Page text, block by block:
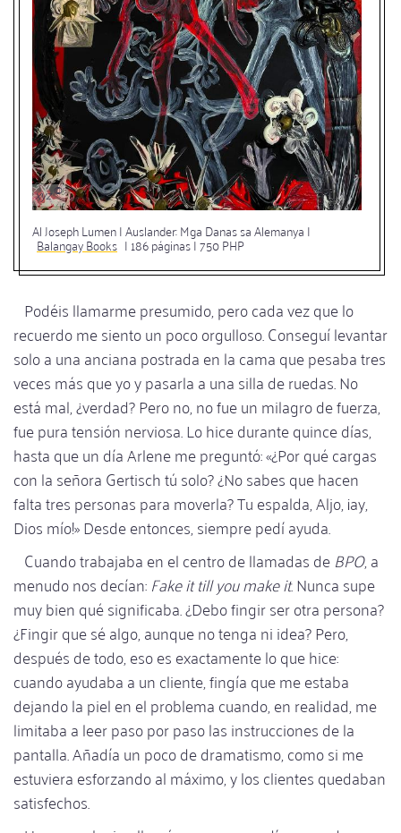
xyz
Al Joseph Lumen | Auslander: Mga Danas sa Alemanya |
Balangay Books | 186 páginas | 750 PHP
Podéis llamarme presumido, pero cada vez que lo
recuerdo me siento un poco orgulloso. Conseguí levantar
solo a una anciana postrada en la cama que pesaba tres
veces más que yo y pasarla a una silla de ruedas. No
está mal, ¿verdad? Pero no, no fue un milagro de fuerza,
fue pura tensión nerviosa. Lo hice durante quince días,
hasta que un día Arlene me preguntó: «¿Por qué cargas
con la señora Gertisch tú solo? ¿No sabes que hacen
falta tres personas para moverla? Tu espalda, Aljo, ¡ay,
Dios mío!» Desde entonces, siempre pedí ayuda.
Cuando trabajaba en el centro de llamadas deBPO, a
menudo nos decían:Fake it till you make it. Nunca supe
muy bien qué significaba. ¿Debo fingir ser otra persona?
¿Fingir que sé algo, aunque no tenga ni idea? Pero,
después de todo, eso es exactamente lo que hice:
cuando ayudaba a un cliente, fingía que me estaba
dejando la piel en el problema cuando, en realidad, me
limitaba a leer paso por paso las instrucciones de la
pantalla. Añadía un poco de dramatismo, como si me
estuviera esforzando al máximo, y los clientes quedaban
satisfechos.